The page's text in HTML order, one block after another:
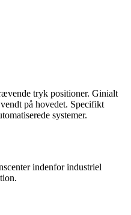
tryk positioner. Ginialt
på hovedet. Specifikt
systemer.
indenfor industriel